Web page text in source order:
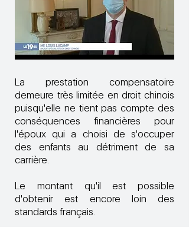
La prestation compensatoire
demeure très limitée en droit chinois
puisqu'elle ne tient pas compte des
conséquences financières pour
l'époux qui a choisi de s'occuper
des enfants au détriment de sa
carrière.
Le montant qu'il est possible
d'obtenir est encore loin des
standards français.